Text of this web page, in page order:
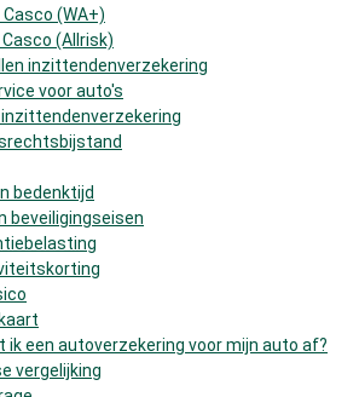
(WA+)
(Allrisk)
inzittendenverzekering
voor auto's
bedenktijd
beveiligingseisen
ik een autoverzekering voor mijn auto af?
vergelijking